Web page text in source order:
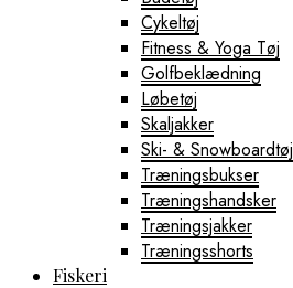
Cykeltøj
Fitness & Yoga Tøj
Golfbeklædning
Løbetøj
Skaljakker
Ski- & Snowboardtøj
Træningsbukser
Træningshandsker
Træningsjakker
Træningsshorts
Fiskeri